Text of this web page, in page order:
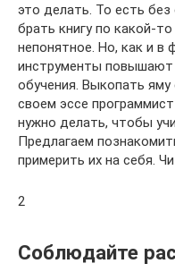
это делать. То есть
брать книгу по какой-
непонятное. Но, как и в
инструменты повышают
обучения. Выкопать яму
своем эссе
нужно делать, чтобы
Предлагаем
примерить их на себя.
2
Соблюдайте